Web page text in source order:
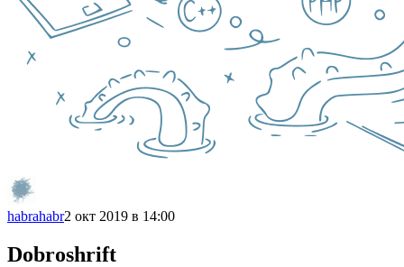
habrahabr2 окт 2019 в 14:00
Dobroshrift